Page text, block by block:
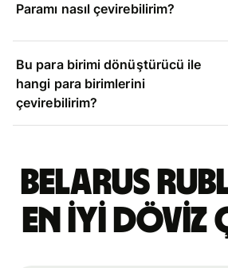
Paramı nasıl çevirebilirim?
Bu para birimi dönüştürücü ile
hangi para birimlerini
çevirebilirim?
Belarus
en iyi döviz